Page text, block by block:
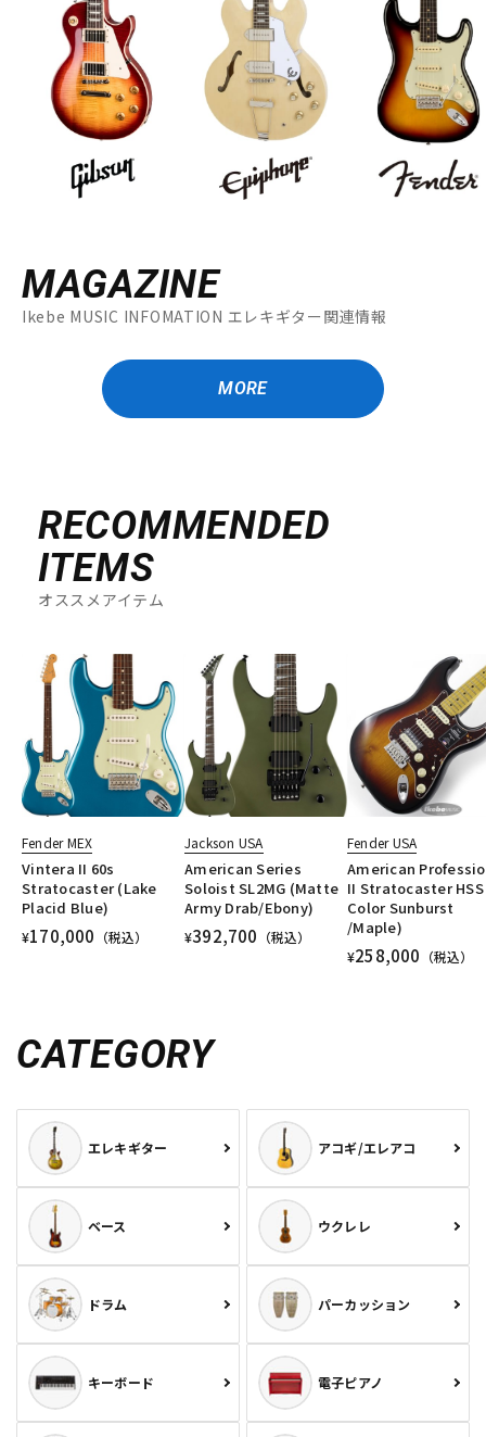
MAGAZINE
Ikebe MUSIC INFOMATION エレキギター関連情報
MORE
RECOMMENDED
ITEMS
オススメアイテム
Fender MEX
Vintera II 60s
Stratocaster (Lake
Placid Blue)
¥170,000 （税込）
Jackson USA
American Series
Soloist SL2MG (Matte
Army Drab/Ebony)
¥392,700 （税込）
Fender USA
American
II Stratocaster
Color Sunburst
/Maple)
¥258,000 （税込）
CATEGORY
エレキギター アコギ/エレアコ
ベース ウクレレ
ドラム パーカッション
キーボード 電子ピアノ